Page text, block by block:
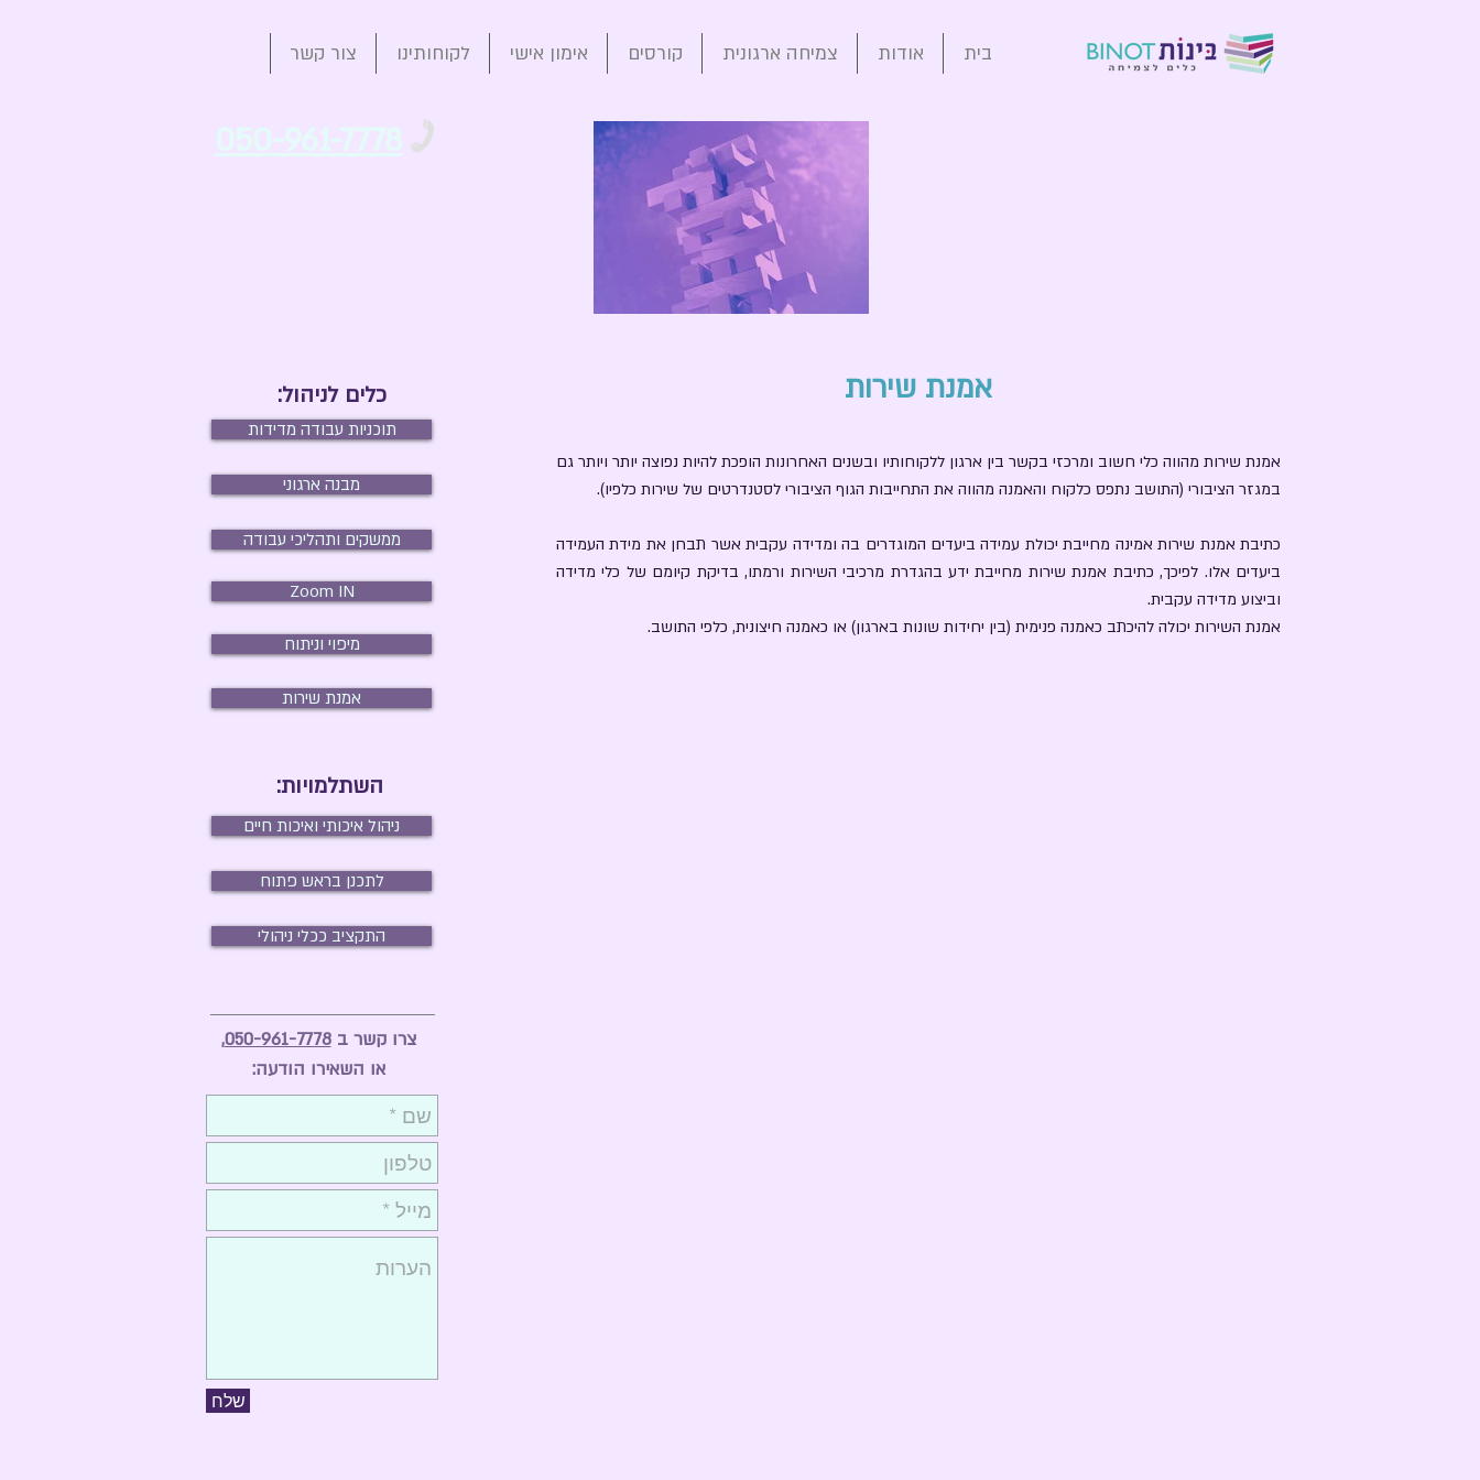
בית אודות צמיחה ארגונית קורסים אימון אישי לקוחותינו צור קשר
צרו קשר ב050-961-7778,
או השאירו הודעה:
שלח
אמנת שירות
אמנת שירות מהווה כלי חשוב ומרכזי בקשר בין ארגון ללקוחותיו ובשנים האחרונות הופכת להיות נפוצה יותר ויותר גם
במגזר הציבורי (התושב נתפס כלקוח והאמנה מהווה את התחייבות הגוף הציבורי לסטנדרטים של שירות כלפיו).
כתיבת אמנת שירות אמינה מחייבת יכולת עמידה ביעדים המוגדרים בה ומדידה עקבית אשר תבחן את מידת העמידה
ביעדים אלו. לפיכך, כתיבת אמנת שירות מחייבת ידע בהגדרת מרכיבי השירות ורמתו, בדיקת קיומם של כלי מדידה
וביצוע מדידה עקבית.
אמנת השירות יכולה להיכתב כאמנה פנימית (בין יחידות שונות בארגון) או כאמנה חיצונית, כלפי התושב.
כלים לניהול:
תוכניות עבודה מדידות
מבנה ארגוני
ממשקים ותהליכי עבודה
Zoom IN
מיפוי וניתוח
אמנת שירות
השתלמויות:
ניהול איכותי ואיכות חיים
לתכנן בראש פתוח
התקציב ככלי ניהולי